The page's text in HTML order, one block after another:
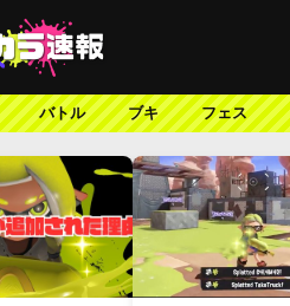
バトル ブキ フェス